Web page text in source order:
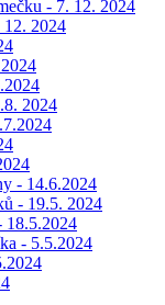
- 7. 12. 2024
2024
2024
- 14.6.2024
- 19.5. 2024
18.5.2024
- 5.5.2024